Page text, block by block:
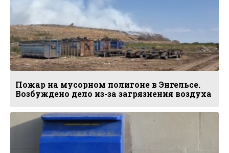
Пожар на мусорном полигоне в Энгельсе.
Возбуждено дело из-за загрязнения воздуха